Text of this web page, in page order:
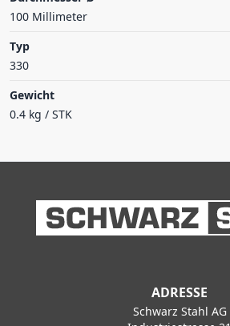
100 Millimeter
Typ
330
Gewicht
0.4 kg / STK
ADRESSE
Schwarz Stahl AG